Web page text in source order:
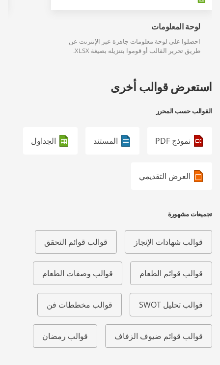
لوحة المعلومات
احصلوا على لوحة معلومات جاهزة عبر الإنترنت عن
طريق تحرير القالب أو قوموا بتنزيله بصيغة XLSX.
استعرض قوالب أخرى
القوالب حسب المحرر
نموذج PDF المستند الجداول
العرض التقديمي
تجميعات مشهورة
قوالب شهادات الإنجاز قوالب قوائم التحقق
قوالب قوائم الطعام قوالب وصفات الطعام
قوالب تحليل SWOT قوالب مخططات فن
قوالب قوائم ضيوف الزفاف قوالب رمضان